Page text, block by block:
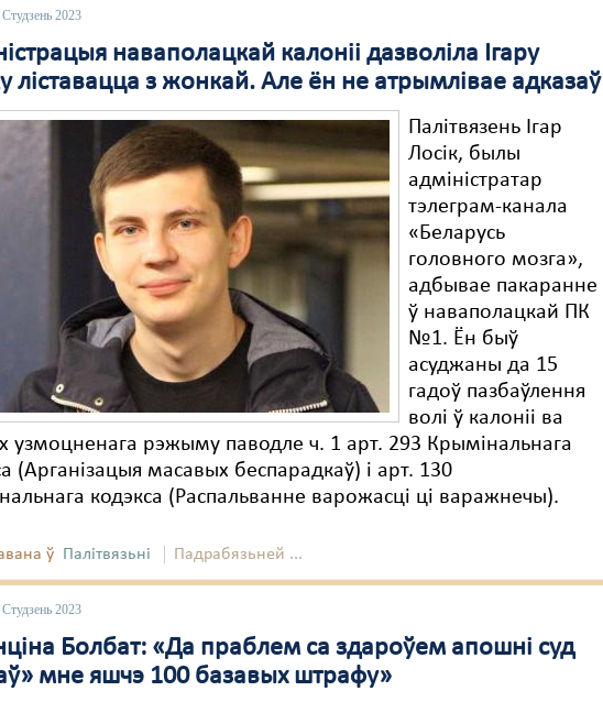
2023
наваполацкай калоніі дазволіла Ігару
ліставацца з жонкай. Але ён не атрымлівае адказаў
Палітвязень Ігар
Лосік, былы
адміністратар
тэлеграм-канала
«Беларусь
головного мозга»,
адбывае пакаранне
ў наваполацкай ПК
№1. Ён быў
асуджаны да 15
гадоў пазбаўлення
волі ў калоніі ва
узмоцненага рэжыму паводле ч. 1 арт. 293 Крымінальнага
(Арганізацыя масавых беспарадкаў) і арт. 130
кодэкса (Распальванне варожасці ці варажнечы).
ў Палітвязьні Падрабязьней ...
2023
Болбат: «Да праблем са здароўем апошні суд
мне яшчэ 100 базавых штрафу»